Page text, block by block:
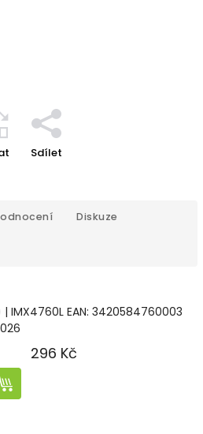
Sdílet
Diskuze
| IMX4760L EAN: 3420584760003
296 Kč